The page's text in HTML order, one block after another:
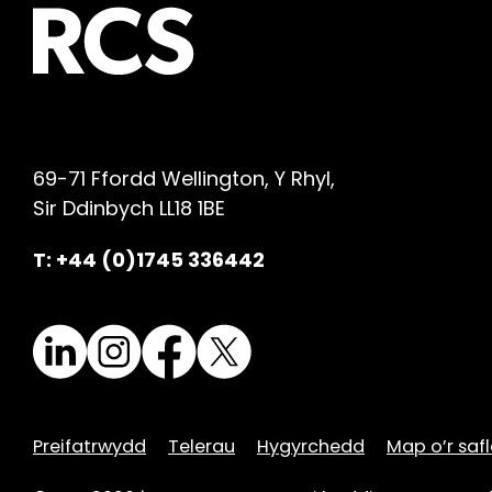
69-71 Ffordd Wellington, Y Rhyl,
Sir Ddinbych LL18 1BE
T: +44 (0)1745 336442
LinkedInInstagram
Facebook
Preifatrwydd Telerau Hygyrchedd Map o’r